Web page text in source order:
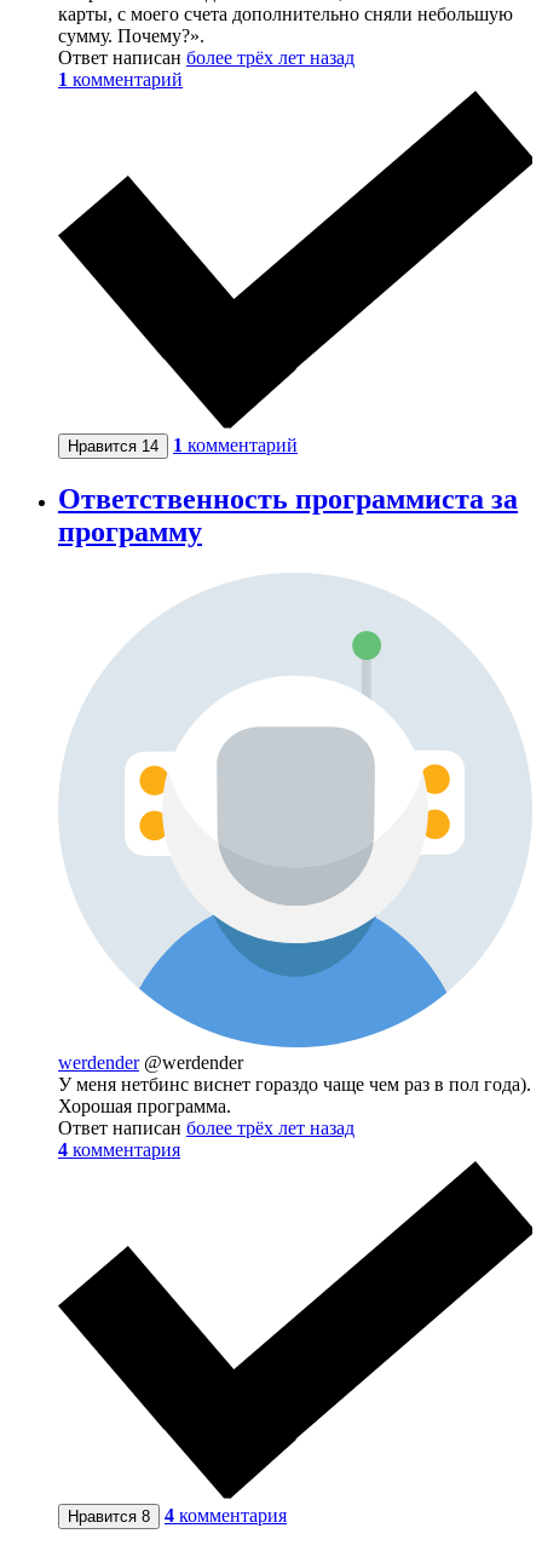
карты, с моего счета дополнительно сняли небольшую
сумму. Почему?».
Ответ написан более трёх лет назад
1 комментарий
Нравится 14 1 комментарий
Ответственность программиста за
программу
werdender @werdender
У меня нетбинс виснет гораздо чаще чем раз в пол года).
Хорошая программа.
Ответ написан более трёх лет назад
4 комментария
Нравится 8 4 комментария